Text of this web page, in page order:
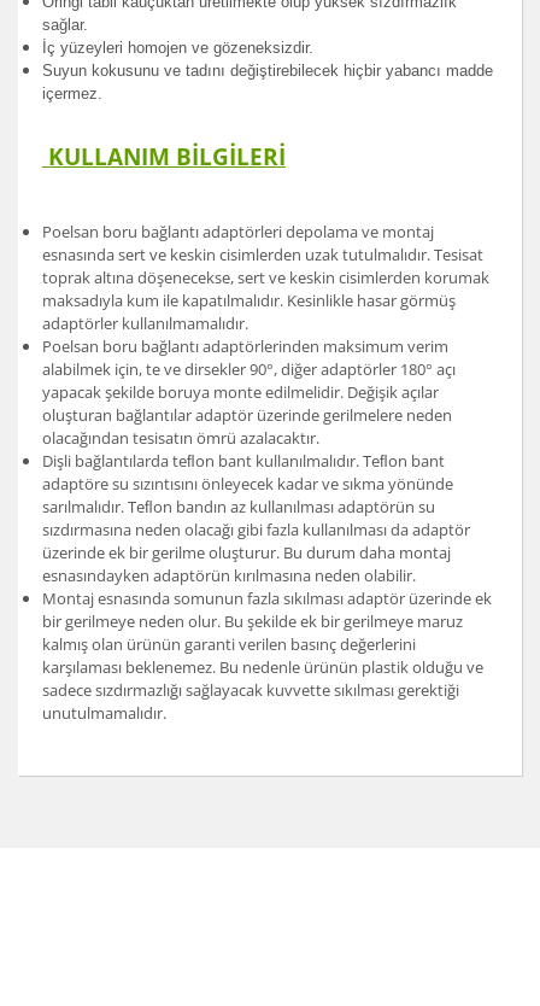
sağlar.
İç yüzeyleri homojen ve gözeneksizdir.
Suyun kokusunu ve tadını değiştirebilecek hiçbir yabancı madde
içermez.
KULLANIM BİLGİLERİ
Poelsan boru bağlantı adaptörleri depolama ve montaj
esnasında sert ve keskin cisimlerden uzak tutulmalıdır. Tesisat
toprak altına döşenecekse, sert ve keskin cisimlerden korumak
maksadıyla kum ile kapatılmalıdır. Kesinlikle hasar görmüş
adaptörler kullanılmamalıdır.
Poelsan boru bağlantı adaptörlerinden maksimum verim
alabilmek için, te ve dirsekler 90°, diğer adaptörler 180° açı
yapacak şekilde boruya monte edilmelidir. Değişik açılar
oluşturan bağlantılar adaptör üzerinde gerilmelere neden
olacağından tesisatın ömrü azalacaktır.
Dişli bağlantılarda teﬂon bant kullanılmalıdır. Teﬂon bant
adaptöre su sızıntısını önleyecek kadar ve sıkma yönünde
sarılmalıdır. Teﬂon bandın az kullanılması adaptörün su
sızdırmasına neden olacağı gibi fazla kullanılması da adaptör
üzerinde ek bir gerilme oluşturur. Bu durum daha montaj
esnasındayken adaptörün kırılmasına neden olabilir.
Montaj esnasında somunun fazla sıkılması adaptör üzerinde ek
bir gerilmeye neden olur. Bu şekilde ek bir gerilmeye maruz
kalmış olan ürünün garanti verilen basınç değerlerini
karşılaması beklenemez. Bu nedenle ürünün plastik olduğu ve
sadece sızdırmazlığı sağlayacak kuvvette sıkılması gerektiği
unutulmamalıdır.